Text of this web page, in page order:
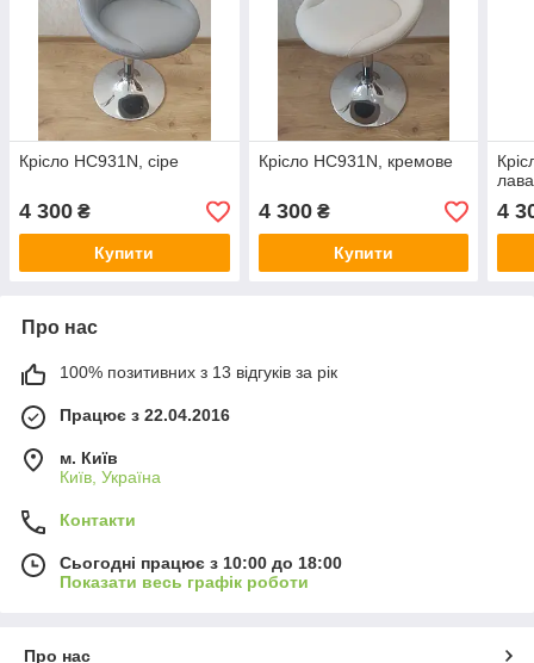
Крісло НС931N, сіре
4 300 ₴
Купити
Крісло НС931N, кремове
4 300₴
Купити
4
Про нас
100% позитивних з 13 відгуків за рік
Працює з 22.04.2016
м. Київ
Київ, Україна
Контакти
Сьогодні працює з 10:00 до 18:00
Показати весь графік роботи
Про нас